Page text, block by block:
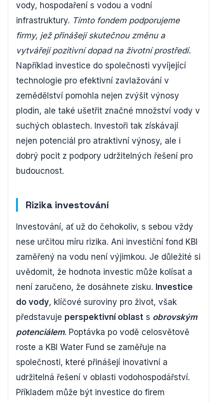
vody, hospodaření s vodou a vodní
infrastruktury. Tímto fondem podporujeme
firmy, jež přinášejí skutečnou změnu a
vytvářejí pozitivní dopad na životní prostředí.
Například investice do společnosti vyvíjející
technologie pro efektivní zavlažování v
zemědělství pomohla nejen zvýšit výnosy
plodin, ale také ušetřit značné množství vody v
suchých oblastech. Investoři tak získávají
nejen potenciál pro atraktivní výnosy, ale i
dobrý pocit z podpory udržitelných řešení pro
budoucnost.
Rizika investování
Investování, ať už do čehokoliv, s sebou vždy
nese určitou míru rizika. Ani investiční fond KBI
zaměřený na vodu není výjimkou. Je důležité si
uvědomit, že hodnota investic může kolísat a
není zaručeno, že dosáhnete zisku. Investice
do vody, klíčové suroviny pro život, však
představuje perspektivní oblast s obrovským
potenciálem. Poptávka po vodě celosvětově
roste a KBI Water Fund se zaměřuje na
společnosti, které přinášejí inovativní a
udržitelná řešení v oblasti vodohospodářství.
Příkladem může být investice do firem